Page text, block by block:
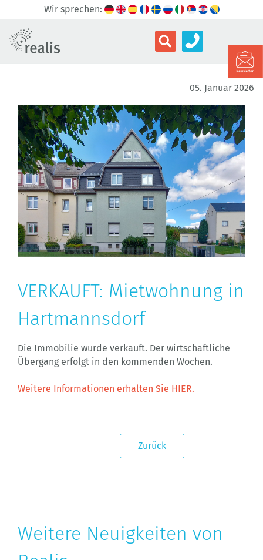
Wir sprechen:
05. Januar 2026
VERKAUFT: Mietwohnung in
Hartmannsdorf
Die Immobilie wurde verkauft. Der wirtschaftliche
Übergang erfolgt in den kommenden Wochen.
Weitere Informationen erhalten Sie HIER.
Zurück
Weitere Neuigkeiten von